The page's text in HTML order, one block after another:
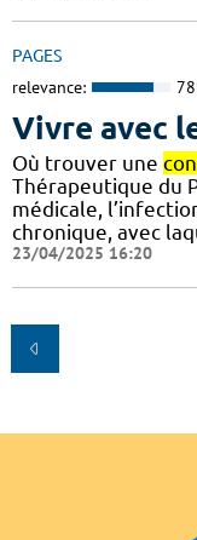
PAGES
relevance:
Vivre avec
Où trouver une
Thérapeutique du
médicale,
chronique, avec
23/04/2025 16:20